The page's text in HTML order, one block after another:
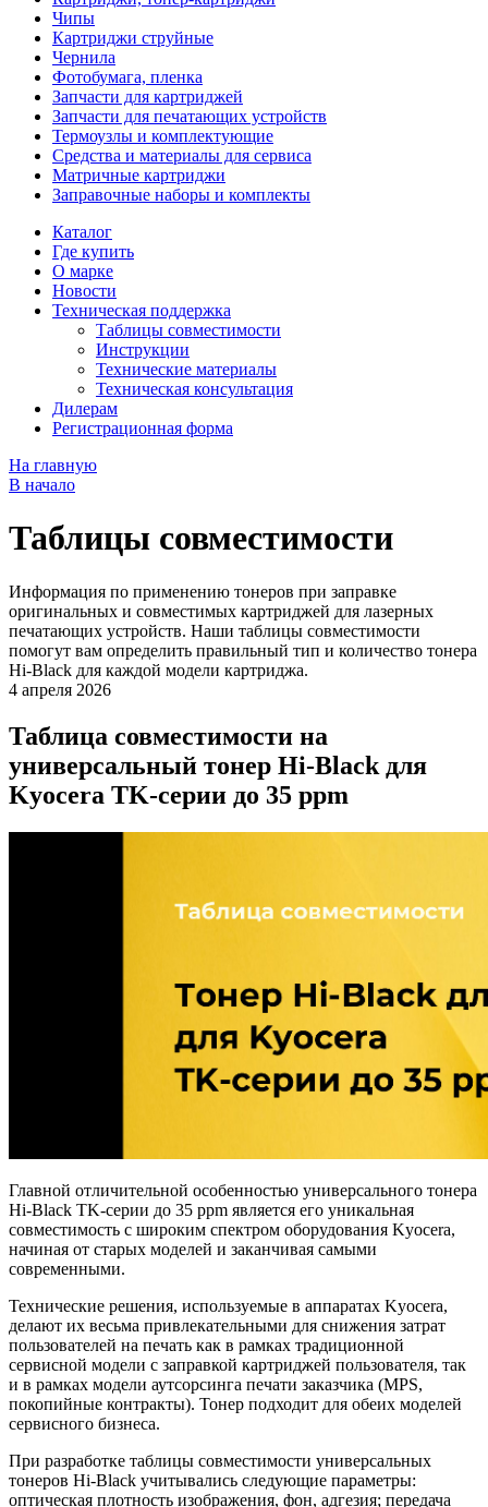
Чипы
Картриджи струйные
Чернила
Фотобумага, пленка
Запчасти для картриджей
Запчасти для печатающих устройств
Термоузлы и комплектующие
Средства и материалы для сервиса
Матричные картриджи
Заправочные наборы и комплекты
Каталог
Где купить
О марке
Новости
Техническая поддержка
Таблицы совместимости
Инструкции
Технические материалы
Техническая консультация
Дилерам
Регистрационная форма
На главную
В начало
Таблицы совместимости
Информация по применению тонеров при заправке
оригинальных и совместимых картриджей для лазерных
печатающих устройств. Наши таблицы совместимости
помогут вам определить правильный тип и количество тонера
Hi-Black для каждой модели картриджа.
4 апреля 2026
Таблица совместимости на
универсальный тонер Hi-Black для
Kyocera TK-серии до 35 ppm
Главной отличительной особенностью универсального тонера
Hi-Black TK-серии до 35 ppm является его уникальная
совместимость с широким спектром оборудования Kyocera,
начиная от старых моделей и заканчивая самыми
современными.
Технические решения, используемые в аппаратах Kyocera,
делают их весьма привлекательными для снижения затрат
пользователей на печать как в рамках традиционной
сервисной модели с заправкой картриджей пользователя, так
и в рамках модели аутсорсинга печати заказчика (MPS,
покопийные контракты). Тонер подходит для обеих моделей
сервисного бизнеса.
При разработке таблицы совместимости универсальных
тонеров Hi-Black учитывались следующие параметры:
оптическая плотность изображения, фон, адгезия; передача